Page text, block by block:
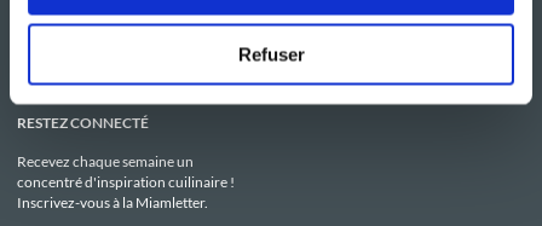
Refuser
Le Mag'
Boutique
Politique de confidentialité
Utilisation des Cookies
RESTEZ CONNECTÉ
Recevez chaque semaine un
concentré d'inspiration cuilinaire !
Inscrivez-vous à la Miamletter.